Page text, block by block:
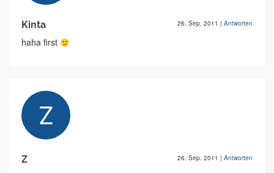
Kinta 26. Sep. 2011 | Antworten
haha first
Z 26. Sep. 2011 | Antworten